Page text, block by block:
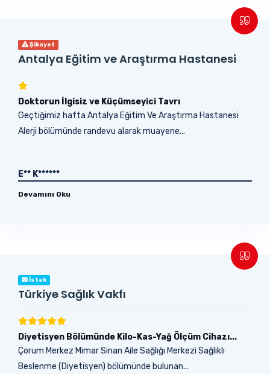
Şikayet
Antalya Eğitim ve Araştırma Hastanesi
Doktorun İlgisiz ve Küçümseyici Tavrı
Geçtiğimiz hafta Antalya Eğitim Ve Araştırma Hastanesi
Alerji bölümünde randevu alarak muayene...
E** K******
Devamını Oku
İstek
Türkiye Sağlık Vakfı
Diyetisyen Bölümünde Kilo-Kas-Yağ Ölçüm Cihazı...
Çorum Merkez Mimar Sinan Aile Sağlığı Merkezi Sağlıklı
Beslenme (Diyetisyen) bölümünde bulunan...